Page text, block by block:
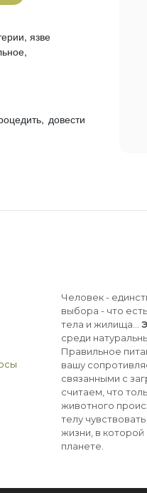
язве
довести
Человек -
выбора - что
тела и жилища...
среди
Правильное
вашу
связанными с
считаем, что
животного
телу
жизни, в
планете.